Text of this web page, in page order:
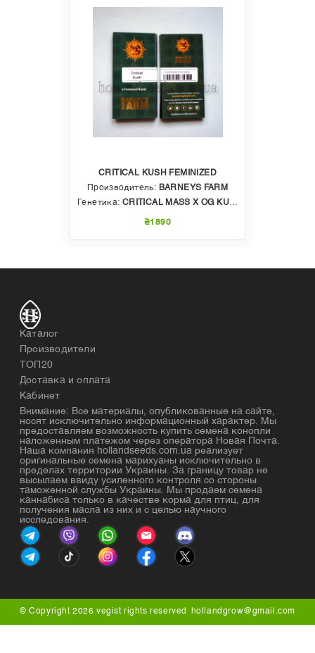
CRITICAL KUSH FEMINIZED
Производитель: BARNEYS FARM
Генетика: CRITICAL MASS X OG KUSH
₴1890
Каталог
Производители
ТОП20
Доставка и оплата
Кабинет
Внимание: Все материалы, опубликованные на сайте,
носят исключительно информационный характер. Мы
предоставляем возможность купить семена конопли
наложенным платежом через оператора Новая Почта.
Наша компания hollandseeds.com.ua реализует
оригинальные семена марихуаны исключительно в
пределах территории Украины. За границу товар не
высылаем ввиду усиленного контроля со стороны
таможенной службы Украины. Мы продаем семена
каннабиса только в качестве корма для птиц, для
получения масла из них и с целью научного
исследования.
© Copyright 2026 vegist rights reserved hollandgrow@gmail.com